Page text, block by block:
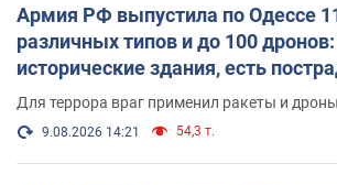
Армия РФ выпустила по Одессе
различных типов и до 100
исторические здания, есть
и видео
Для террора враг применил ракеты и дроны
9.08.2026 14:21 54,3 т.